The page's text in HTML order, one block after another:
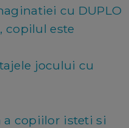
cu DUPLO
copilul este
jocului cu
a copiilor isteti si